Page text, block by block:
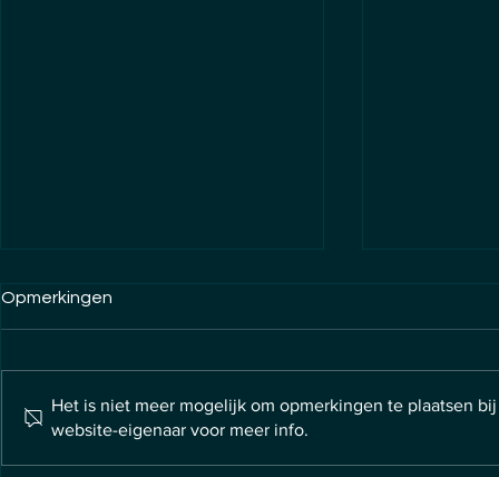
Waarom een professionele 10 IT-
Opmerkingen
Het is niet meer mogelijk om opmerkingen te plaatsen
website-eigenaar voor meer info.